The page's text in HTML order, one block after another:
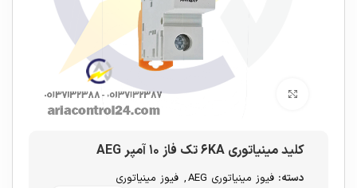
برای بزرگنمایی کلیک کنید
کلید مینیاتوری ۶KA تک فاز ۱۰ آمپر AEG
دسته: فیوز مینیاتوری AEG , فیوز مینیاتوری